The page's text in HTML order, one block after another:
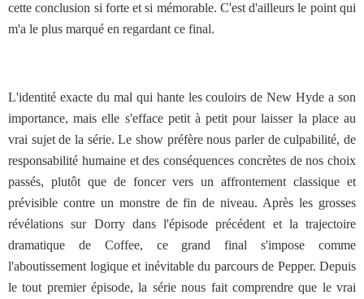
cette conclusion si forte et si mémorable. C'est d'ailleurs le point qui
m'a le plus marqué en regardant ce final.
L'identité exacte du mal qui hante les couloirs de New Hyde a son
importance, mais elle s'efface petit à petit pour laisser la place au
vrai sujet de la série. Le show préfère nous parler de culpabilité, de
responsabilité humaine et des conséquences concrètes de nos choix
passés, plutôt que de foncer vers un affrontement classique et
prévisible contre un monstre de fin de niveau. Après les grosses
révélations sur Dorry dans l'épisode précédent et la trajectoire
dramatique de Coffee, ce grand final s'impose comme
l'aboutissement logique et inévitable du parcours de Pepper. Depuis
le tout premier épisode, la série nous fait comprendre que le vrai